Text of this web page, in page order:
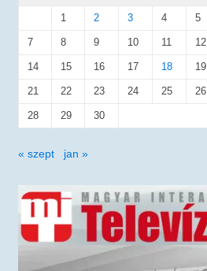
1 2 3 4 5
7 8 9 10 11 12
14 15 16 17 18 19
21 22 23 24 25 26
28 29 30
« szept jan »